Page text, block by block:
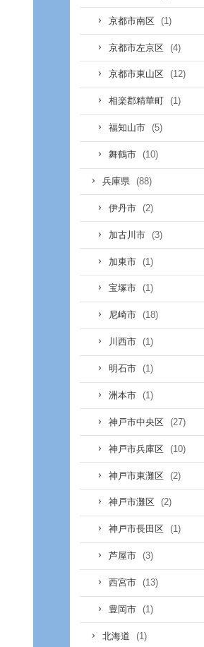
京都市南区 (1)
京都市左京区 (4)
京都市東山区 (12)
相楽郡精華町 (1)
福知山市 (5)
舞鶴市 (10)
兵庫県 (88)
伊丹市 (2)
加古川市 (3)
加東市 (1)
宝塚市 (1)
尼崎市 (18)
川西市 (1)
明石市 (1)
洲本市 (1)
神戸市中央区 (27)
神戸市兵庫区 (10)
神戸市東灘区 (2)
神戸市灘区 (2)
神戸市長田区 (1)
芦屋市 (3)
西宮市 (13)
豊岡市 (1)
北海道 (1)